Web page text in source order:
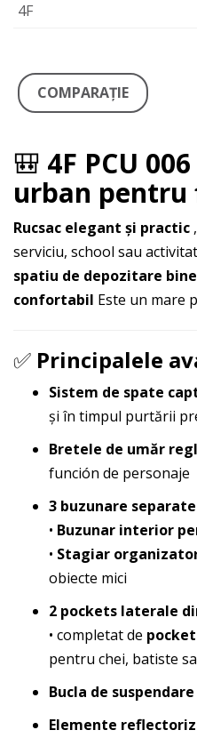
4F
COMPARAŢIE
🎒 4F PCU
urban pentru
Rucsac elegant și practic
serviciu, school sau
spatiu de depozitare
confortabil Este un mare
✅ Principalele
Sistem de spate
și în timpul purtării
Bretele de umăr
función de personaje
3 buzunare
• Buzunar interior
• Stagiar
obiecte mici
2 pockets laterale
• completat de
pentru chei, batiste
Bucla de suspendare
Elemente